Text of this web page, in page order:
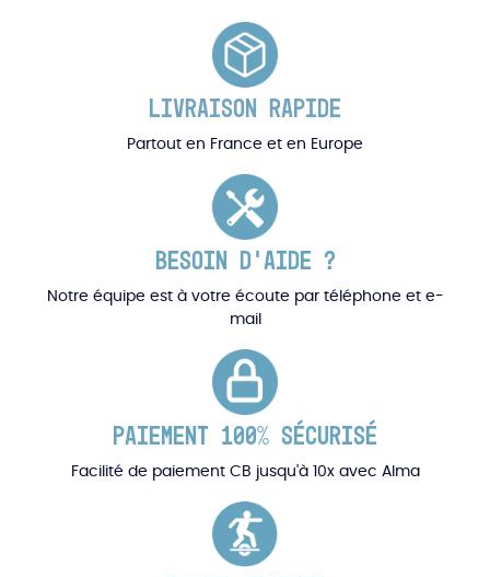
LIVRAISON RAPIDE
Partout en France et en Europe
BESOIN D'AIDE ?
Notre équipe est à votre écoute par téléphone et e-
mail
PAIEMENT 100% SÉCURISÉ
Facilité de paiement CB jusqu'à 10x avec Alma